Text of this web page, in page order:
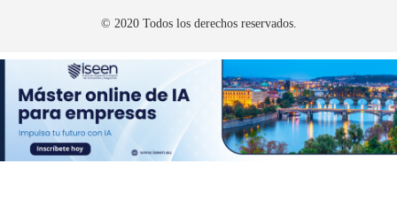
© 2020 Todos los derechos reservados.